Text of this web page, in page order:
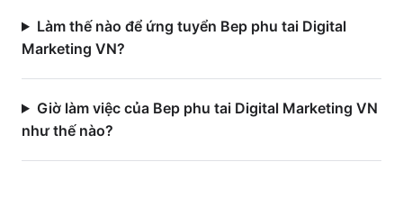
Làm thế nào để ứng tuyển Bep phu tai Digital
Marketing VN?
Giờ làm việc của Bep phu tai Digital Marketing VN
như thế nào?